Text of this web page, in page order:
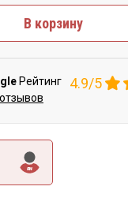
В корзину
Рейтинг 4.9/5